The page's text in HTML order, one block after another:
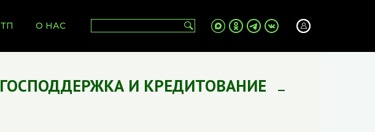
О НАС
ГОСПОДДЕРЖКА И КРЕДИТОВАНИЕ